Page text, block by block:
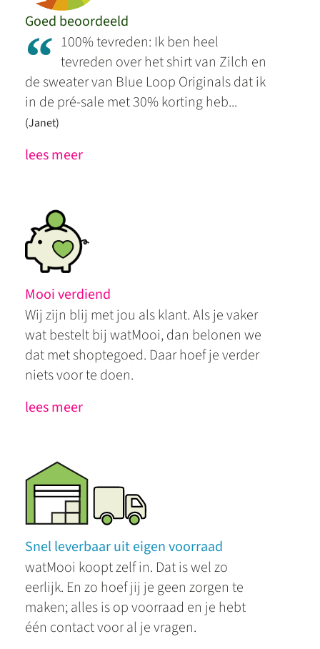
Goed beoordeeld
“ 100% tevreden: Ik ben heel
tevreden over het shirt van Zilch en
de sweater van Blue Loop Originals dat ik
in de pré-sale met 30% korting heb...
(Janet)
lees meer
Mooi verdiend
Wij zijn blij met jou als klant. Als je vaker
wat bestelt bij watMooi, dan belonen we
dat met shoptegoed. Daar hoef je verder
niets voor te doen.
lees meer
Snel leverbaar uit eigen voorraad
watMooi koopt zelf in. Dat is wel zo
eerlijk. En zo hoef jij je geen zorgen te
maken; alles is op voorraad en je hebt
één contact voor al je vragen.